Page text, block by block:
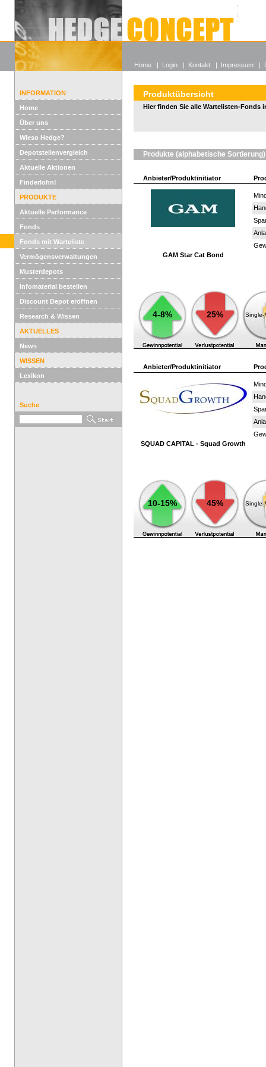
Alle
Wieso
INFORMATION
Home
Über uns
Wieso Hedge?
Depotstellenvergleich
Aktuelle Aktionen
Finderlohn!
PRODUKTE
Aktuelle Performance
Fonds
Fonds mit Warteliste
Vermögensverwaltungen
Musterdepots
Infomaterial bestellen
Discount Depot eröffnen
Research & Wissen
AKTUELLES
News
WISSEN
Lexikon
Suche
Produktübersicht
Hier finden Sie alle Wartelisten-Fonds
Produkte (alphabetische Sortierung)
Anbieter/Produktinitiator
GAM Star Cat Bond
4-8% 25% Single-
Anbieter/Produktinitiator
SQUAD CAPITAL - Squad Growth
10-15% 45% Single-
Home | Login | Kontakt | Impressum |